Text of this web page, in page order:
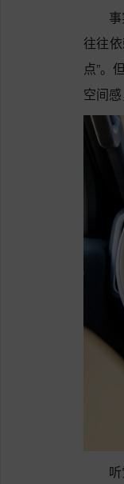
往往
点”。
空间感